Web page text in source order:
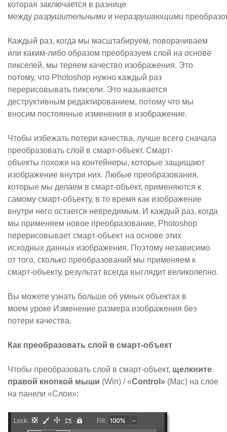
которая заключается в разнице
между разрушительными и неразрушающими
Каждый раз, когда мы масштабируем, поворачиваем
или каким-либо образом преобразуем слой на основе
пикселей, мы теряем качество изображения. Это
потому, что Photoshop нужно каждый раз
перерисовывать пиксели. Это называется
деструктивным редактированием, потому что мы
вносим постоянные изменения в изображение.
Чтобы избежать потери качества, лучше всего сначала
преобразовать слой в смарт-объект. Смарт-
объекты похожи на контейнеры, которые защищают
изображение внутри них. Любые преобразования,
которые мы делаем в смарт-объект, применяются к
самому смарт-объекту, в то время как изображение
внутри него остается невредимым. И каждый раз, когда
мы применяем новое преобразование, Photoshop
перерисовывает смарт-объект на основе этих
исходных данных изображения. Поэтому независимо
от того, сколько преобразований мы применяем к
смарт-объекту, результат всегда выглядит великолепно.
Вы можете узнать больше об умных объектах в
моем уроке Изменение размера изображения без
потери качества.
Как преобразовать слой в смарт-объект
Чтобы преобразовать слой в смарт-объект, щелкните
правой кнопкой мыши (Win) / «Control» (Mac) на слое
на панели «Слои»: